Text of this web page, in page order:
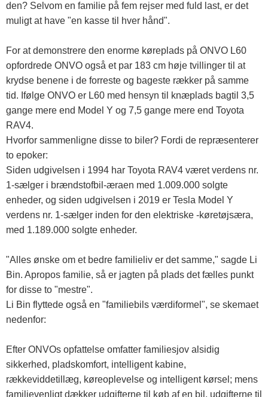
den? Selvom en familie på fem rejser med fuld last, er det
muligt at have "en kasse til hver hånd".
For at demonstrere den enorme køreplads på ONVO L60
opfordrede ONVO også et par 183 cm høje tvillinger til at
krydse benene i de forreste og bageste rækker på samme
tid. Ifølge ONVO er L60 med hensyn til knæplads bagtil 3,5
gange mere end Model Y og 7,5 gange mere end Toyota
RAV4.
Hvorfor sammenligne disse to biler? Fordi de repræsenterer
to epoker:
Siden udgivelsen i 1994 har Toyota RAV4 været verdens nr.
1-sælger i brændstofbil-æraen med 1.009.000 solgte
enheder, og siden udgivelsen i 2019 er Tesla Model Y
verdens nr. 1-sælger inden for den elektriske -køretøjsæra,
med 1.189.000 solgte enheder.
"Alles ønske om et bedre familieliv er det samme," sagde Li
Bin. Apropos familie, så er jagten på plads det fælles punkt
for disse to "mestre".
Li Bin flyttede også en "familiebils værdiformel", se skemaet
nedenfor:
Efter ONVOs opfattelse omfatter familiesjov alsidig
sikkerhed, pladskomfort, intelligent kabine,
rækkeviddetillæg, køreoplevelse og intelligent kørsel; mens
familievenligt dækker udgifterne til køb af en bil, udgifterne til